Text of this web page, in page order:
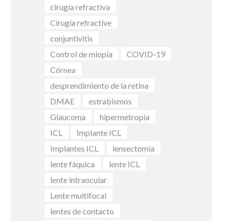
cirugía refractiva
Cirugía refractive
conjuntivitis
Control de miopía
COVID-19
Córnea
desprendimiento de la retina
DMAE
estrabismos
Glaucoma
hipermetropía
ICL
Implante ICL
Implantes ICL
lensectomia
lente fáquica
lente ICL
lente intraocular
Lente multifocal
lentes de contacto